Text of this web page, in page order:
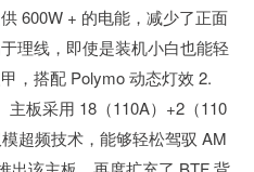
600W + 的电能，减少了正面
理线，即使是装机小白也能轻
，搭配 Polymo 动态灯效 2.
板采用 18（110A）+2（110
超频技术，能够轻松驾驭 AM